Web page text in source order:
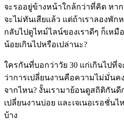
จะรออยู่ข้างหน้าใกล้กว่าที่คิด หา
จะไม่ทันเสียแล้ว แต่ถ้าเราลองพั
กลับไปดูไทม์ไลน์ของเราดีๆ ก็เหมื
น้อยเกินไปหรือเปล่านะ?
ใครกันที่บอกว่าวัย 30 แก่เกินไปที่
ว่าการเปลี่ยนงานคือความไม่มั่น
จากไหน? งั้นเรามาย้อนดูสถิติกันดี
เปลี่ยนงานบ่อย และเจเนอเรอชั่น
บ้าง